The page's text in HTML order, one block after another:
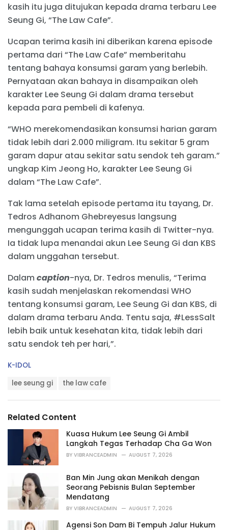
kasih itu juga ditujukan kepada drama terbaru Lee
Seung Gi, “The Law Cafe”.
Ucapan terima kasih ini diberikan karena episode
pertama dari “The Law Cafe” memberitahu
tentang bahaya konsumsi garam yang berlebih.
Pernyataan akan bahaya in disampaikan oleh
karakter Lee Seung Gi dalam drama tersebut
kepada para pembeli di kafenya.
“WHO merekomendasikan konsumsi harian garam
tidak lebih dari 2.000 miligram. Itu sekitar 5 gram
garam dapur atau sekitar satu sendok teh garam.”
ungkap Kim Jeong Ho, karakter Lee Seung Gi
dalam “The Law Cafe”.
Tak lama setelah episode pertama itu tayang, Dr.
Tedros Adhanom Ghebreyesus langsung
mengunggah ucapan terima kasih di Twitter-nya.
Ia tidak lupa menandai akun Lee Seung Gi dan KBS
dalam unggahan tersebut.
Dalamcaption-nya, Dr. Tedros menulis, “Terima
kasih sudah menjelaskan rekomendasi WHO
tentang konsumsi garam, Lee Seung Gi dan KBS, di
dalam drama terbaru Anda. Tentu saja, #LessSalt
lebih baik untuk kesehatan kita, tidak lebih dari
satu sendok teh per hari,”.
C
r
i
K-IDOL
:
lee seung gi the law cafe
Related Content
Kuasa Hukum Lee Seung Gi Ambil
Langkah Tegas Terhadap Cha Ga Won
BY VIBRANCEADMIN AUGUST 7, 2026
Ban Min Jung akan Menikah dengan
Seorang Pebisnis Bulan September
Mendatang
BY VIBRANCEADMIN AUGUST 7, 2026
Agensi Son Dam Bi Tempuh Jalur Hukum